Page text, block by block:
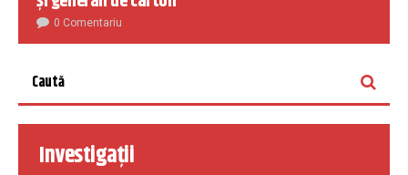
0 Comentariu
Investigații